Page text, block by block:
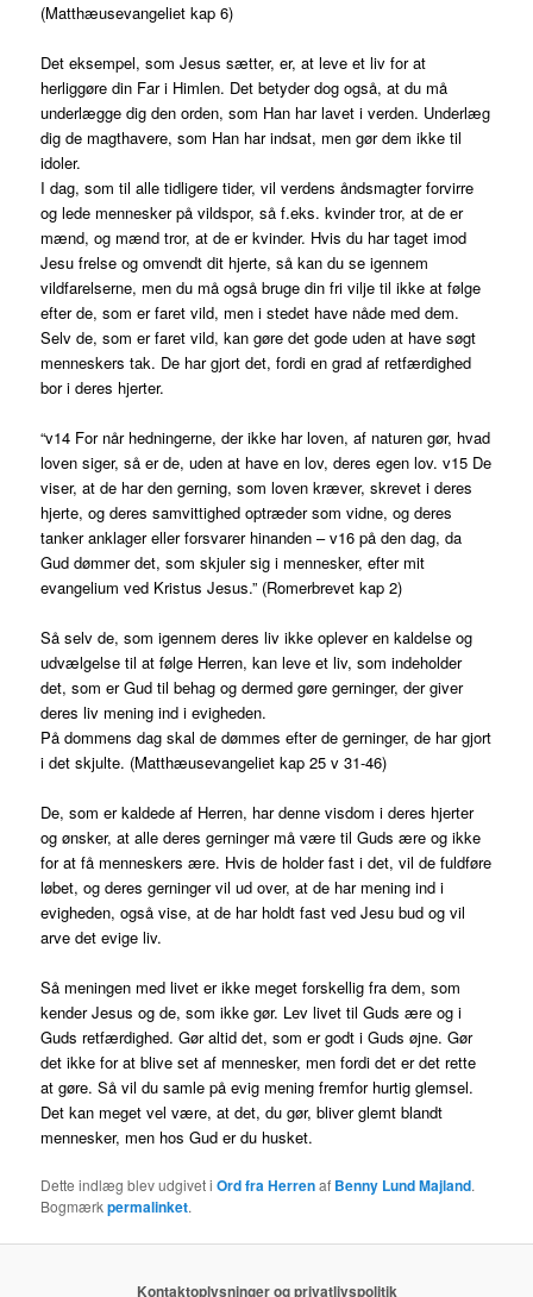
(Matthæusevangeliet kap 6)
Det eksempel, som Jesus sætter, er, at leve et liv for at
herliggøre din Far i Himlen. Det betyder dog også, at du må
underlægge dig den orden, som Han har lavet i verden. Underlæg
dig de magthavere, som Han har indsat, men gør dem ikke til
idoler.
I dag, som til alle tidligere tider, vil verdens åndsmagter forvirre
og lede mennesker på vildspor, så f.eks. kvinder tror, at de er
mænd, og mænd tror, at de er kvinder. Hvis du har taget imod
Jesu frelse og omvendt dit hjerte, så kan du se igennem
vildfarelserne, men du må også bruge din fri vilje til ikke at følge
efter de, som er faret vild, men i stedet have nåde med dem.
Selv de, som er faret vild, kan gøre det gode uden at have søgt
menneskers tak. De har gjort det, fordi en grad af retfærdighed
bor i deres hjerter.
“v14 For når hedningerne, der ikke har loven, af naturen gør, hvad
loven siger, så er de, uden at have en lov, deres egen lov. v15 De
viser, at de har den gerning, som loven kræver, skrevet i deres
hjerte, og deres samvittighed optræder som vidne, og deres
tanker anklager eller forsvarer hinanden – v16 på den dag, da
Gud dømmer det, som skjuler sig i mennesker, efter mit
evangelium ved Kristus Jesus.” (Romerbrevet kap 2)
Så selv de, som igennem deres liv ikke oplever en kaldelse og
udvælgelse til at følge Herren, kan leve et liv, som indeholder
det, som er Gud til behag og dermed gøre gerninger, der giver
deres liv mening ind i evigheden.
På dommens dag skal de dømmes efter de gerninger, de har gjort
i det skjulte. (Matthæusevangeliet kap 25 v 31-46)
De, som er kaldede af Herren, har denne visdom i deres hjerter
og ønsker, at alle deres gerninger må være til Guds ære og ikke
for at få menneskers ære. Hvis de holder fast i det, vil de fuldføre
løbet, og deres gerninger vil ud over, at de har mening ind i
evigheden, også vise, at de har holdt fast ved Jesu bud og vil
arve det evige liv.
Så meningen med livet er ikke meget forskellig fra dem, som
kender Jesus og de, som ikke gør. Lev livet til Guds ære og i
Guds retfærdighed. Gør altid det, som er godt i Guds øjne. Gør
det ikke for at blive set af mennesker, men fordi det er det rette
at gøre. Så vil du samle på evig mening fremfor hurtig glemsel.
Det kan meget vel være, at det, du gør, bliver glemt blandt
mennesker, men hos Gud er du husket.
Dette indlæg blev udgivet iOrd fra Herrenaf Benny Lund Majland.
Bogmærkpermalinket.
Kontaktoplysninger og privatlivspolitik